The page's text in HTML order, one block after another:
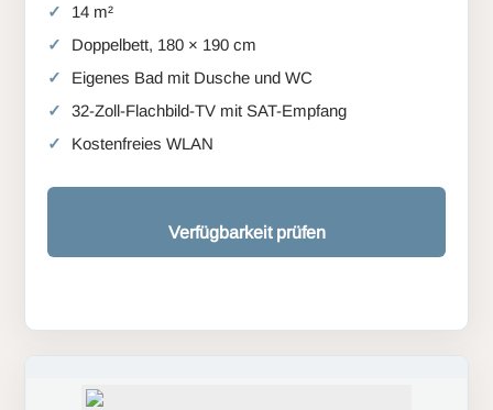
14 m²
Doppelbett, 180 × 190 cm
Eigenes Bad mit Dusche und WC
32-Zoll-Flachbild-TV mit SAT-Empfang
Kostenfreies WLAN
Verfügbarkeit prüfen